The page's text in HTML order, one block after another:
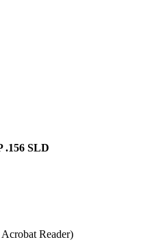
.156 SLD
Reader)